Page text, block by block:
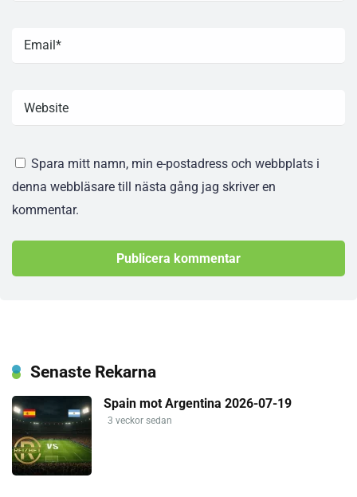
Spara mitt namn, min e-postadress och webbplats i
denna webbläsare till nästa gång jag skriver en
kommentar.
Senaste Rekarna
Spain mot Argentina 2026-07-19
3 veckor sedan